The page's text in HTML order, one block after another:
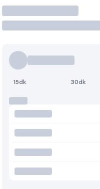
İşlem Yap
15dk 30dk